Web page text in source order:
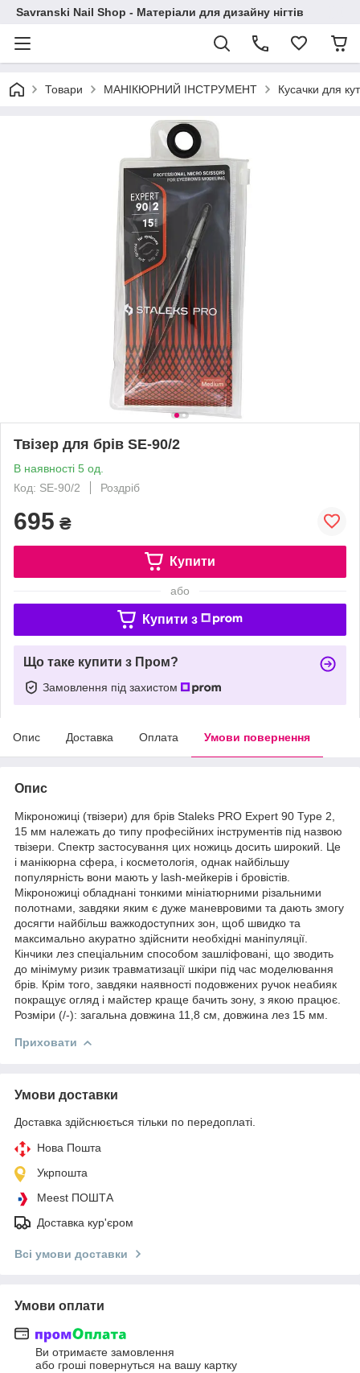
Savranski Nail Shop - Матеріали для дизайну нігтів
Товари МАНІКЮРНИЙ ІНСТРУМЕНТ Кусачки для
Твізер для брів SE-90/2
В наявності 5 од.
Код: SE-90/2
Роздріб
695 ₴
Купити
або
Купити з
Що таке купити з Пром?
Замовлення під захистом
Опис Доставка Оплата Умови повернення
Опис
Мікроножиці (твізери) для брів Staleks PRO Expert 90 Type 2,
15 мм належать до типу професійних інструментів під назвою
твізери. Спектр застосування цих ножиць досить широкий. Це
і манікюрна сфера, і косметологія, однак найбільшу
популярність вони мають у lash-мейкерів і бровістів.
Мікроножиці обладнані тонкими мініатюрними різальними
полотнами, завдяки яким є дуже маневровими та дають змогу
досягти найбільш важкодоступних зон, щоб швидко та
максимально акуратно здійснити необхідні маніпуляції.
Кінчики лез спеціальним способом зашліфовані, що зводить
до мінімуму ризик травматизації шкіри під час моделювання
брів. Крім того, завдяки наявності подовжених ручок неабияк
покращує огляд і майстер краще бачить зону, з якою працює.
Розміри (/-): загальна довжина 11,8 см, довжина лез 15 мм.
Приховати
Умови доставки
Доставка здійснюється тільки по передоплаті.
Нова Пошта
Укрпошта
Meest ПОШТА
Доставка кур'єром
Всі умови доставки
Умови оплати
Ви отримаєте замовлення
або гроші повернуться на вашу картку